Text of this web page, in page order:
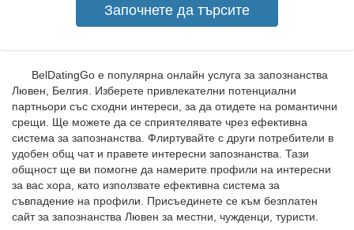
BelDatingGo е популярна онлайн услуга за запознанства
Лювен, Белгия. Изберете привлекателни потенциални
партньори със сходни интереси, за да отидете на романтични
срещи. Ще можете да се сприятелявате чрез ефективна
система за запознанства. Флиртувайте с други потребители в
удобен общ чат и правете интересни запознанства. Тази
общност ще ви помогне да намерите профили на интересни
за вас хора, като използвате ефективна система за
съвпадение на профили. Присъединете се към безплатен
сайт за запознанства Лювен за местни, чужденци, туристи.